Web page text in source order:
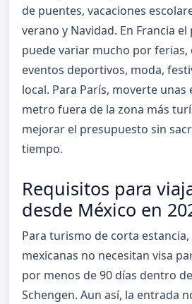
de puentes, vacaciones
verano y Navidad. En Francia
puede variar mucho por ferias,
eventos deportivos, moda,
local. Para París, moverte unas
metro fuera de la zona más
mejorar el presupuesto sin
tiempo.
Requisitos para
desde México en
Para turismo de corta
mexicanas no necesitan visa
por menos de 90 días dentro
Schengen. Aun así, la entrada